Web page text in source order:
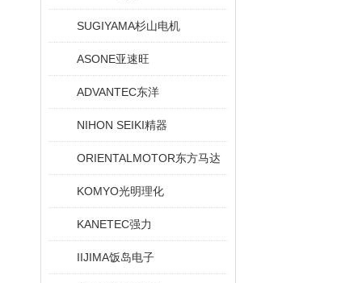
SUGIYAMA杉山电机
ASONE亚速旺
ADVANTEC东洋
NIHON SEIKI精器
ORIENTALMOTOR东方马达
KOMYO光明理化
KANETEC强力
IIJIMA饭岛电子